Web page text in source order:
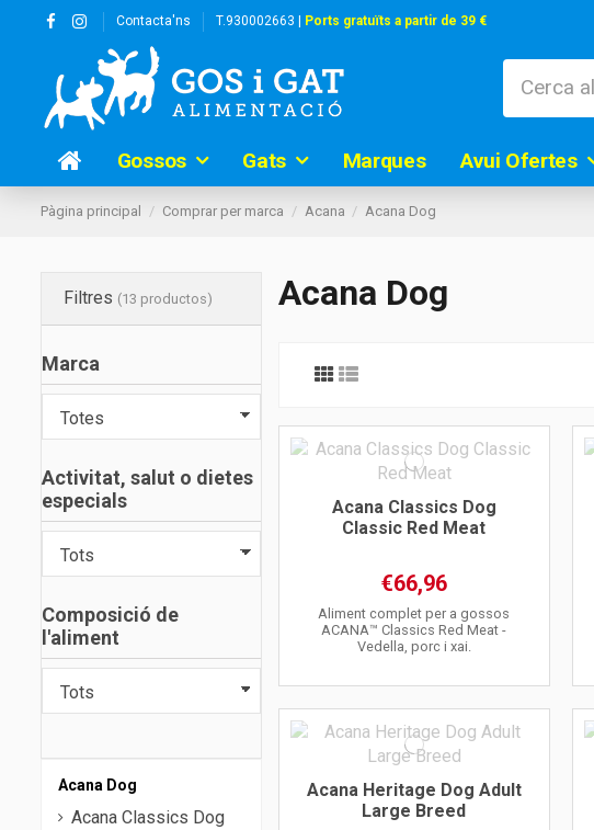
Contacta'ns T.930002663 | Ports gratuïts a partir de 39 €
Gossos Gats Marques Avui Ofertes
Pàgina principal Comprar per marca Acana Acana Dog
Acana Dog
Acana Classics Dog
Classic Red Meat
€66,96
Aliment complet per a gossos
ACANA™ Classics Red Meat -
Vedella, porc i xai.
Acana Heritage Dog Adult
Large Breed
Filtres (13 productos)
Marca
Activitat, salut o dietes
especials
Composició de
l'aliment
Acana Dog
Acana Classics Dog